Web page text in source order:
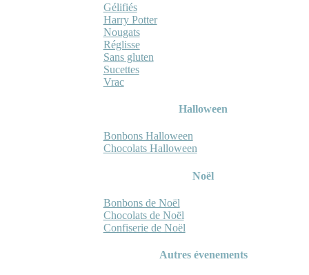
Gélifiés
Harry Potter
Nougats
Réglisse
Sans gluten
Sucettes
Vrac
Halloween
Bonbons Halloween
Chocolats Halloween
Noël
Bonbons de Noël
Chocolats de Noël
Confiserie de Noël
Autres évenements